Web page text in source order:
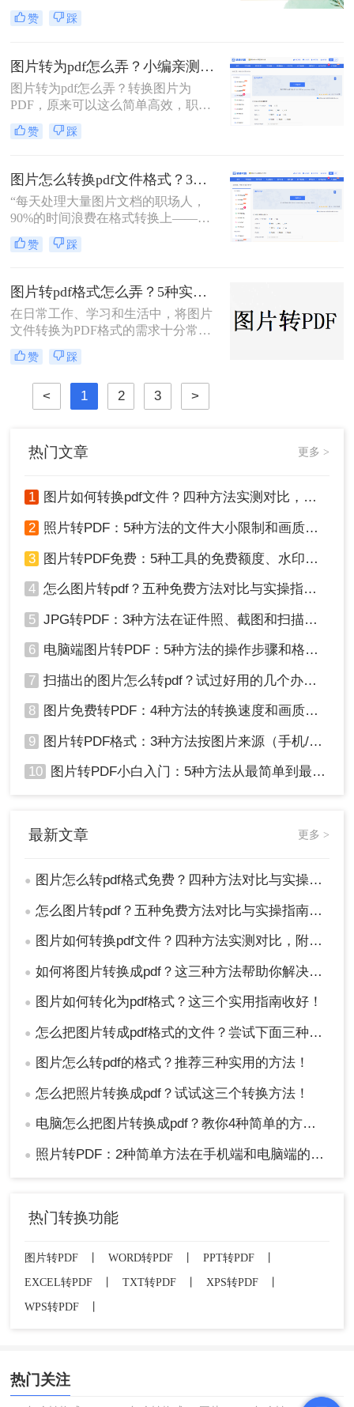
方式，帮助您根据场景灵活选用。
理、证件扫描，还是商业和行政领域
的文档整理、合同协议，这种转换都
全性。那么图片转为pdf怎么弄呢？本
文将介绍三种将图片转换为PDF的方
法。
赞 踩
图片转为pdf怎么弄？小编亲测5种实用方法，告别繁琐操作！
图片转为pdf怎么弄？转换图片为
PDF，原来可以这么简单高效，职场
效率提升从此触手可及！“一张图片
秒变PDF文档？是的，你没听错！”作
主，小编深知职场办公人群对高效转
换工具的渴求，今天就分享超实用方
法，帮你轻松解决图片转pdf难题。
赞 踩
图片怎么转换pdf文件格式？3种高效方法全解析，职场人必备技能！
“每天处理大量图片文档的职场人，
90%的时间浪费在格式转换上——这
不是技术问题，而是方法误区。” 作
为深耕办公软件测评多年的博主，小
始方式处理图片转PDF需求。那么图
片怎么转换pdf文件格式呢？本文将揭
秘三种专业级转换方法，结合实测数
据帮你突破效率瓶颈。
赞 踩
图片转pdf格式怎么弄？5种实用的转换方法！
在日常工作、学习和生活中，将图片
文件转换为PDF格式的需求十分常
见。PDF格式因其跨平台兼容性强、
内容不易篡改、排版稳定等优势，成
为文件共享与存档的首选。那么图片
转pdf格式怎么弄呢？本文将介绍几种
常见的图片转PDF方法，帮助用户高
赞 踩
< 1 2 3 >
热门文章 更多 >
1 图片如何转换pdf文件？四种方法实测对比，附各场景最优选！
2 照片转PDF：5种方法的文件大小限制和画质保留实测！
3 图片转PDF免费：5种工具的免费额度、水印和文件限制对比！
4 怎么图片转pdf？五种免费方法对比与实操指南（附详细表格）！
5 JPG转PDF：3种方法在证件照、截图和扫描件上的转换精度差异！
6 电脑端图片转PDF：5种方法的操作步骤和格式保留对比！
7 扫描出的图片怎么转pdf？试过好用的几个办法！
8 图片免费转PDF：4种方法的转换速度和画质损失对比！
9 图片转PDF格式：3种方法按图片来源（手机/相机/截图）选！
10 图片转PDF小白入门：5种方法从最简单到最专业逐步升级！
最新文章 更多 >
● 图片怎么转pdf格式免费？四种方法对比与实操指南（附详细表格）!
● 怎么图片转pdf？五种免费方法对比与实操指南（附详细表格）！
● 图片如何转换pdf文件？四种方法实测对比，附各场景最优选！
● 如何将图片转换成pdf？这三种方法帮助你解决问题！
● 图片如何转化为pdf格式？这三个实用指南收好！
● 怎么把图片转成pdf格式的文件？尝试下面三种方法！
● 图片怎么转pdf的格式？推荐三种实用的方法！
● 怎么把照片转换成pdf？试试这三个转换方法！
● 电脑怎么把图片转换成pdf？教你4种简单的方法！
● 照片转PDF：2种简单方法在手机端和电脑端的操作差异！
热门转换功能
图片转PDF WORD转PDF PPT转PDF
EXCEL转PDF
TXT转PDF XPS转PDF
WPS转PDF
热门关注